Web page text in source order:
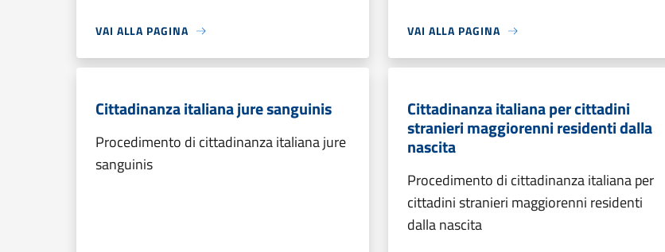
VAI ALLA PAGINA VAI ALLA PAGINA
Cittadinanza italiana jure sanguinis
Procedimento di cittadinanza italiana jure
sanguinis
Cittadinanza italiana per cittadini
stranieri maggiorenni residenti dalla
nascita
Procedimento di cittadinanza italiana per
cittadini stranieri maggiorenni residenti
dalla nascita